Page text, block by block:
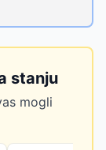
stanju
mogli